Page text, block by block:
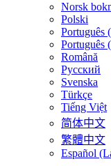
Norsk
Polski
Português
Português
Română
Русский
Svenska
Türkçe
Tiếng Việt
简体中文
繁體中文
Español